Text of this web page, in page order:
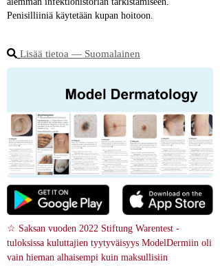
Penisilliiniä käytetään kupan hoitoon.
Lisää tietoa ― Suomalainen
☆ Saksan vuoden 2022 Stiftung Warentest -
tuloksissa kuluttajien tyytyväisyys ModelDermiin oli
vain hieman alhaisempi kuin maksullisiin